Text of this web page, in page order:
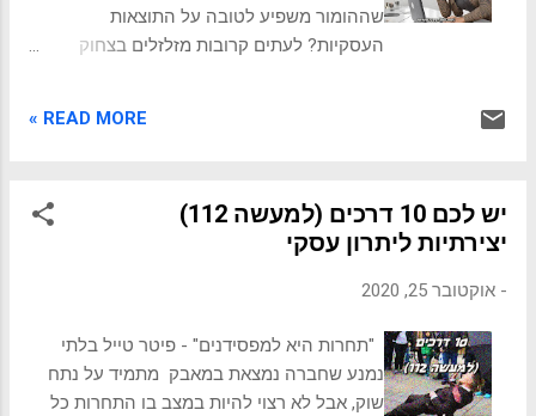
שההומור משפיע לטובה על התוצאות
העסקיות? לעתים קרובות מזלזלים בצחוק
לשחרר לחופשי את כוח הצחוק בעסק ובסגנון
📖🔥 מליצנים בחצרות רומא העתיקה וימי
הביניים ועד שילוב באסטרטגיות עסקיות
לכם ויעשה אתכם מלאי השראה! 😄✨ נראה
חוסן מול קשיים ומשברים. נבין גם סיכונים
READ MORE »
יש לכם 10 דרכים (למעשה 112)
יצירתיות ליתרון עסקי
- אוקטובר 25, 2020
"תחרות היא למפסידנים" - פיטר טייל בלתי
נמנע שחברה נמצאת במאבק מתמיד על נתח
שוק, אבל לא רצוי להיות במצב בו התחרות כל